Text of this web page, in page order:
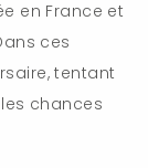
en France et
ces
tentant
chances